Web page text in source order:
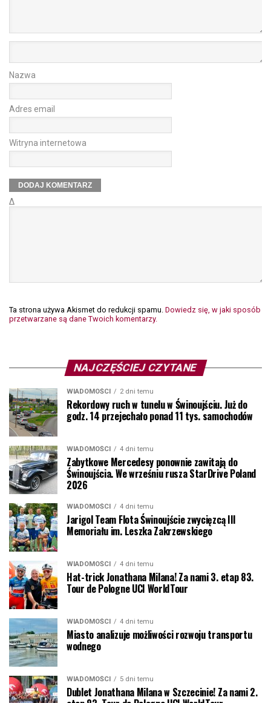
Nazwa
Adres email
Witryna internetowa
Δ
Ta strona używa Akismet do redukcji spamu. Dowiedz się, w jaki sposób
przetwarzane są dane Twoich komentarzy.
NAJCZĘŚCIEJ CZYTANE
WIADOMOŚCI 2 dni temu
Rekordowy ruch w tunelu w Świnoujściu. Już do
godz. 14 przejechało ponad 11 tys. samochodów
WIADOMOŚCI 4 dni temu
Zabytkowe Mercedesy ponownie zawitają do
Świnoujścia. We wrześniu rusza StarDrive Poland
2026
WIADOMOŚCI 4 dni temu
Jarigol Team Flota Świnoujście zwycięzcą III
Memoriału im. Leszka Zakrzewskiego
WIADOMOŚCI 4 dni temu
Hat-trick Jonathana Milana! Za nami 3. etap 83.
Tour de Pologne UCI WorldTour
WIADOMOŚCI 4 dni temu
Miasto analizuje możliwości rozwoju transportu
wodnego
WIADOMOŚCI 5 dni temu
Dublet Jonathana Milana w Szczecinie! Za nami 2.